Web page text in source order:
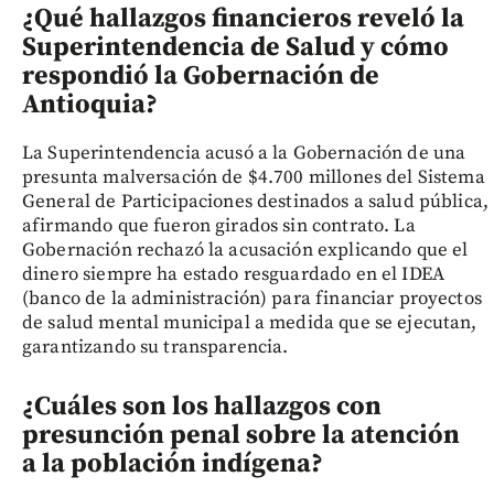
¿Qué hallazgos financieros reveló la
Superintendencia de Salud y cómo
respondió la Gobernación de
Antioquia?
La Superintendencia acusó a la Gobernación de una
presunta malversación de $4.700 millones del Sistema
General de Participaciones destinados a salud pública,
afirmando que fueron girados sin contrato. La
Gobernación rechazó la acusación explicando que el
dinero siempre ha estado resguardado en el IDEA
(banco de la administración) para financiar proyectos
de salud mental municipal a medida que se ejecutan,
garantizando su transparencia.
¿Cuáles son los hallazgos con
presunción penal sobre la atención
a la población indígena?